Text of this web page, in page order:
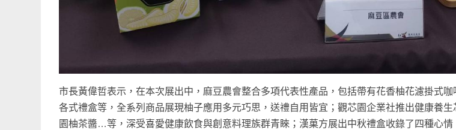
市長黃偉哲表示，在本次展出中，麻豆農會整合多項代表性產品，包括帶有花香柚花濾掛式咖
各式禮盒等，全系列商品展現柚子應用多元巧思，送禮自用皆宜；觀芯園企業社推出健康養
園柚茶醬…等，深受喜愛健康飲食與創意料理族群青睞；漢菓方展出中秋禮盒收錄了四種心